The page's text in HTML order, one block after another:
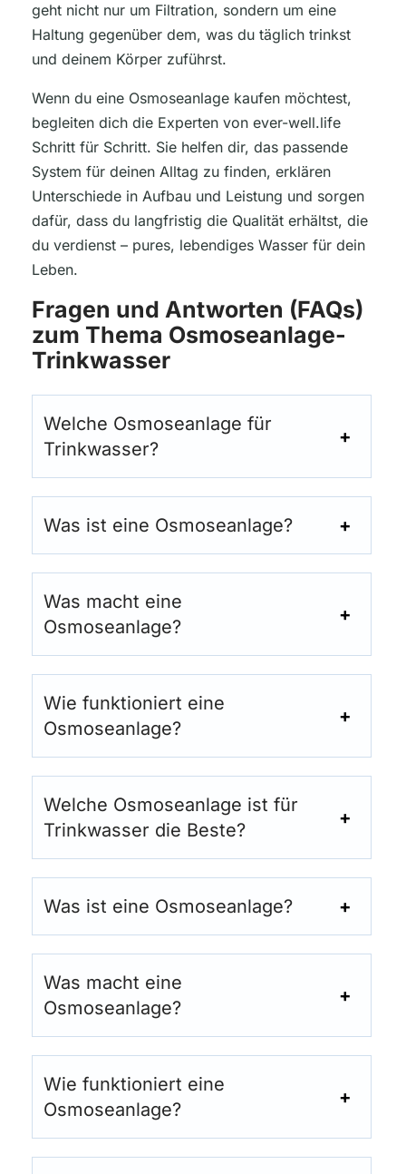
geht nicht nur um Filtration, sondern um eine
Haltung gegenüber dem, was du täglich trinkst
und deinem Körper zuführst.
Wenn du eine Osmoseanlage kaufen möchtest,
begleiten dich die Experten von ever-well.life
Schritt für Schritt. Sie helfen dir, das passende
System für deinen Alltag zu finden, erklären
Unterschiede in Aufbau und Leistung und sorgen
dafür, dass du langfristig die Qualität erhältst, die
du verdienst – pures, lebendiges Wasser für dein
Leben.
Fragen und Antworten (FAQs)
zum Thema Osmoseanlage-
Trinkwasser
Welche Osmoseanlage für
Trinkwasser?
Was ist eine Osmoseanlage?
Was macht eine
Osmoseanlage?
Wie funktioniert eine
Osmoseanlage?
Welche Osmoseanlage ist für
Trinkwasser die Beste?
Was ist eine Osmoseanlage?
Was macht eine
Osmoseanlage?
Wie funktioniert eine
Osmoseanlage?